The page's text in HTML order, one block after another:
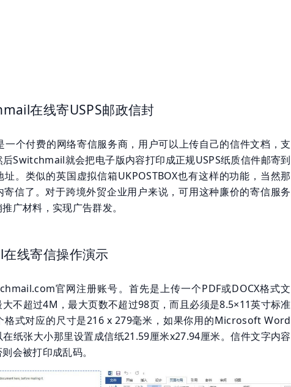
在线寄USPS邮政信封
个付费的网络寄信服务商，用户可以上传自己的信件文档，支
Switchmail就会把电子版内容打印成正规USPS纸质信件邮寄到
址。类似的英国虚拟信箱UKPOSTBOX也有这样的功能，当然那
寄信了。对于跨境外贸企业用户来说，可用这种廉价的寄信服务
广材料，实现广告群发。
线寄信操作演示
官网注册账号。首先是上传一个PDF或DOCX格式文
不超过4M，最大页数不超过98页，而且必须是8.5×11英寸标准
格式对应的尺寸是216 x 279毫米，如果你用的Microsoft Word
纸张大小那里设置成信纸21.59厘米x27.94厘米。信件文字内容
会被打印成乱码。